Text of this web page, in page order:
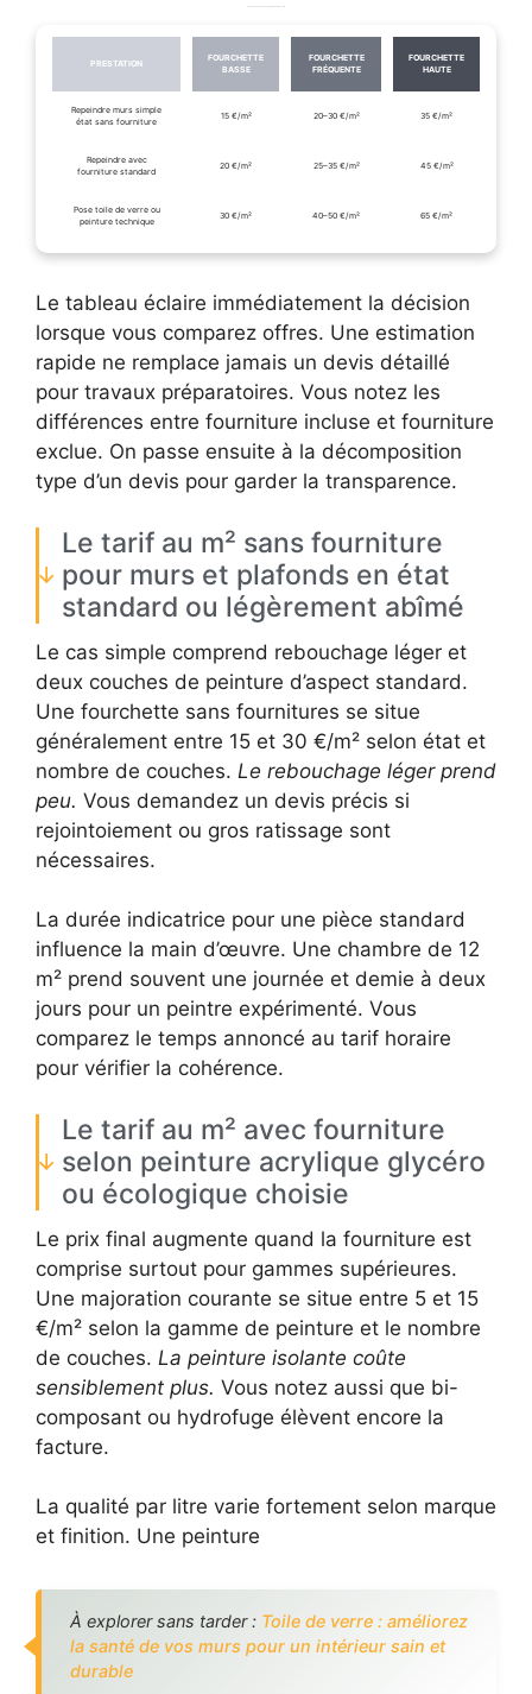
PRESTATION
FOURCHETTE
BASSE
FOURCHETTE
FRÉQUENTE
FOURCHETTE
HAUTE
Repeindre murs simple
état sans fourniture
15 €/m² 20–30 €/m² 35 €/m²
Repeindre avec
fourniture standard
20 €/m² 25–35 €/m² 45 €/m²
Pose toile de verre ou
peinture technique
30 €/m² 40–50 €/m² 65 €/m²
Le tableau éclaire immédiatement la décision
lorsque vous comparez offres. Une estimation
rapide ne remplace jamais un devis détaillé
pour travaux préparatoires. Vous notez les
différences entre fourniture incluse et fourniture
exclue. On passe ensuite à la décomposition
type d’un devis pour garder la transparence.
Le tarif au m² sans fourniture
pour murs et plafonds en état
standard ou légèrement abîmé
Le cas simple comprend rebouchage léger et
deux couches de peinture d’aspect standard.
Une fourchette sans fournitures se situe
généralement entre 15 et 30 €/m² selon état et
nombre de couches. Le rebouchage léger prend
peu. Vous demandez un devis précis si
rejointoiement ou gros ratissage sont
nécessaires.
La durée indicatrice pour une pièce standard
influence la main d’œuvre. Une chambre de 12
m² prend souvent une journée et demie à deux
jours pour un peintre expérimenté. Vous
comparez le temps annoncé au tarif horaire
pour vérifier la cohérence.
Le tarif au m² avec fourniture
selon peinture acrylique glycéro
ou écologique choisie
Le prix final augmente quand la fourniture est
comprise surtout pour gammes supérieures.
Une majoration courante se situe entre 5 et 15
€/m² selon la gamme de peinture et le nombre
de couches. La peinture isolante coûte
sensiblement plus. Vous notez aussi que bi-
composant ou hydrofuge élèvent encore la
facture.
La qualité par litre varie fortement selon marque
et finition. Une peinture
À explorer sans tarder : Toile de verre : améliorez
la santé de vos murs pour un intérieur sain et
durable